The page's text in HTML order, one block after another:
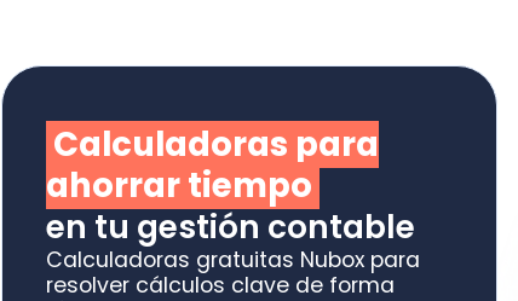
gratuitas Nubox para
cálculos clave de forma
y sin errores.
gratis!